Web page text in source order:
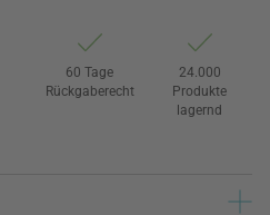
60 Tage
Rückgaberecht
24.000
Produkte
lagernd